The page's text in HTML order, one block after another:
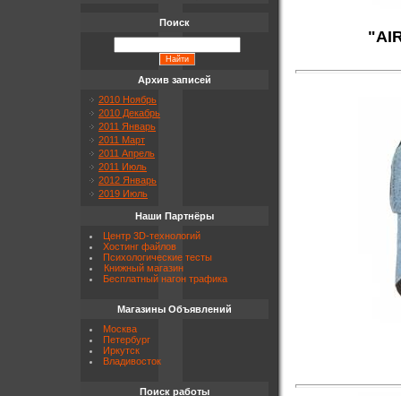
"
Поиск
Архив записей
2010 Ноябрь
2010 Декабрь
2011 Январь
2011 Март
2011 Апрель
2011 Июль
2012 Январь
2019 Июль
Наши Партнёры
Центр 3D-технологий
Хостинг файлов
Психологические тесты
Книжный магазин
Бесплатный нагон трафика
Магазины Объявлений
Москва
Петербург
Иркутск
Владивосток
Поиск работы